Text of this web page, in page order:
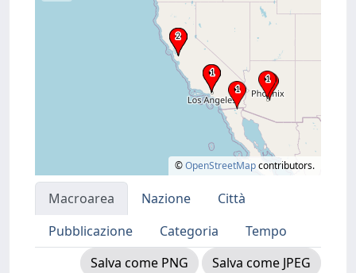
©OpenStreetMapcontributors.
Macroarea Nazione
Città
Pubblicazione
Categoria
Tempo
Salva come PNG
Salva come JPEG